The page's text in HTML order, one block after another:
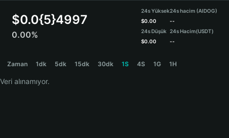
Español
Português (Brasil)
$0.0{5}4997
0.00%
24s Yüksek
$0.00
24s Düşük
$0.00
24s hacim (AIDOG)
--
24s Hacim(USDT)
--
Zaman 1dk 5dk 15dk 30dk 1S 4S 1G 1H
Veri alınamıyor.